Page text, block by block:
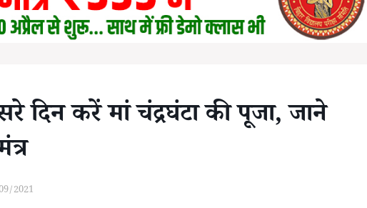
दिन करें मां चंद्रघंटा की पूजा, जाने
2021